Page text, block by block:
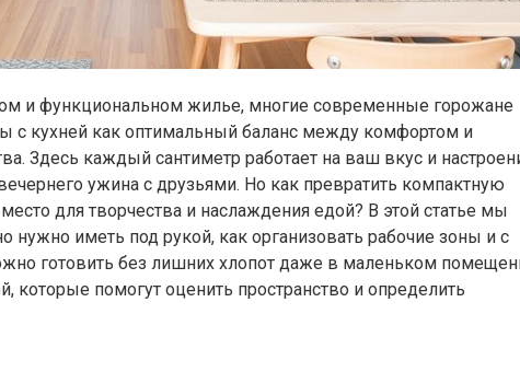
и функциональном жилье, многие современные горожане
с кухней как оптимальный баланс между комфортом и
Здесь каждый сантиметр работает на ваш вкус и
ужина с друзьями. Но как превратить компактную
для творчества и наслаждения едой? В этой статье мы
нужно иметь под рукой, как организовать рабочие зоны и с
готовить без лишних хлопот даже в маленьком
которые помогут оценить пространство и определить